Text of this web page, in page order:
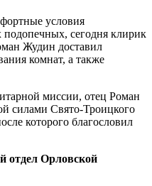
условия
сегодня клирик
Жудин доставил
комнат, а также
миссии, отец Роман
силами Свято-Троицкого
которого благословил
отдел Орловской